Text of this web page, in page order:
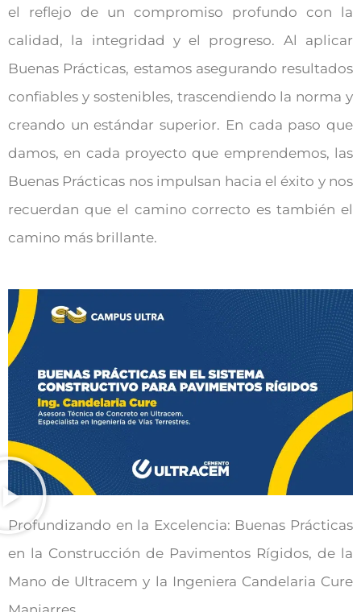
el reflejo de un compromiso profundo con la
calidad, la integridad y el progreso. Al aplicar
Buenas Prácticas, estamos asegurando resultados
confiables y sostenibles, trascendiendo la norma y
creando un estándar superior. En cada paso que
damos, en cada proyecto que emprendemos, las
Buenas Prácticas nos impulsan hacia el éxito y nos
recuerdan que el camino correcto es también el
camino más brillante.
Profundizando en la Excelencia: Buenas Prácticas
en la Construcción de Pavimentos Rígidos, de la
Mano de Ultracem y la Ingeniera Candelaria Cure